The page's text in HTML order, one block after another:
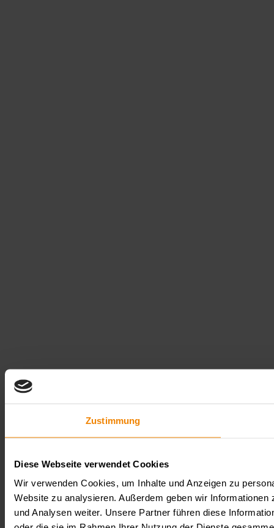
Zustimmung
Diese Webseite verwendet Cookies
Wir verwenden Cookies, um Inhalte und Anzeigen zu
Website zu analysieren. Außerdem geben wir
und Analysen weiter. Unsere Partner führen diese